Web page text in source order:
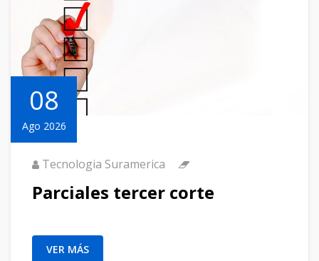
08
Ago 2026
Tecnologia Suramerica
Parciales tercer corte
VER MÁS